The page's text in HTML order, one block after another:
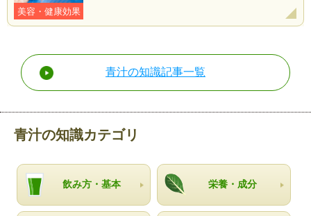
美容・健康効果
青汁の知識記事一覧
青汁の知識カテゴリ
飲み方・基本 栄養・成分